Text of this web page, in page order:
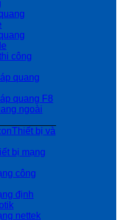
công
quang
quang F8
ngoài
Thiết bị và
bị mạng
công
định
nettek